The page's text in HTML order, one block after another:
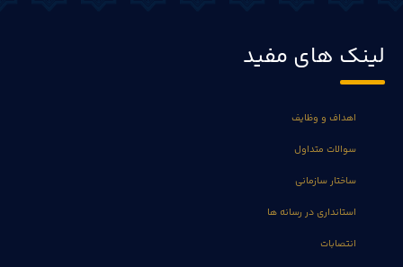
لینک های مفید
اهداف و وظایف
سوالات متداول
ساختار سازمانی
استانداری در رسانه ها
انتصابات